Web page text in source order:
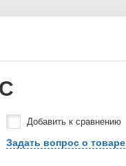
Добавить к сравнению
Задать вопрос о товаре